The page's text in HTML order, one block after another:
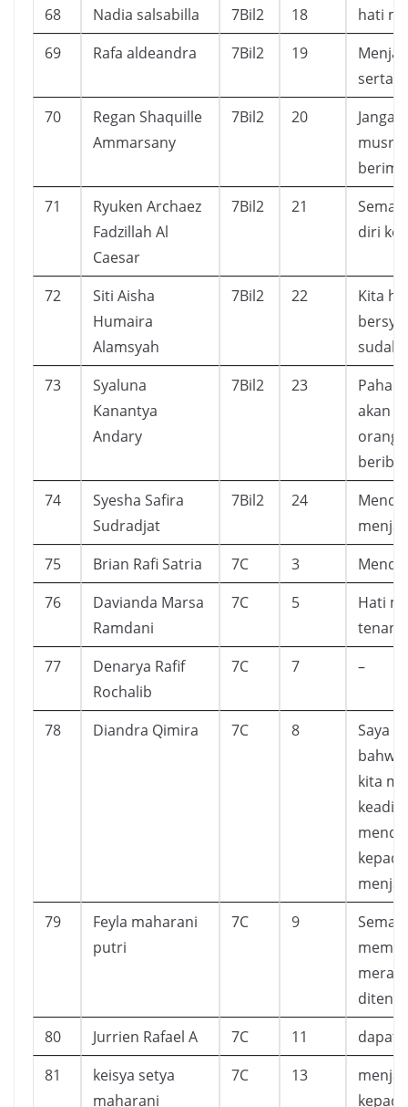
68 Nadia salsabilla 7Bil2 18
hati
69
Rafa aldeandra 7Bil2 19
serta
70
Regan Shaquille
Ammarsany
7Bil2 20
71
Ryuken Archaez
Fadzillah Al
Caesar
7Bil2 21
diri
72
Siti Aisha
Humaira
Alamsyah
7Bil2 22
Kita
sudah
73
Syaluna
Kanantya
Andary
7Bil2 23
akan
orang
74
Syesha Safira
Sudradjat
7Bil2 24
75
Brian Rafi Satria 7C 3
76
Davianda Marsa
Ramdani
7C 5
Hati
tenang
77
Denarya Rafif
Rochalib
7C 7 –
78 Diandra Qimira 7C 8
Saya
kita
79
Feyla maharani
putri
7C 9
80
Jurrien Rafael A 7C 11
dapat
81
keisya setya
maharani
7C 13